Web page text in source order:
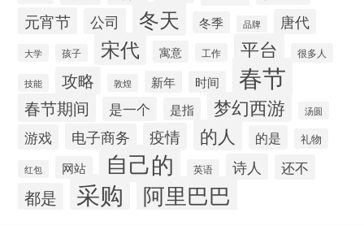
元宵节 公司 冬天 冬季 品牌 唐代
大学 孩子 宋代 寓意 工作 平台 很多人
技能 攻略 敦煌 新年 时间 春节
春节期间 是一个 是指 梦幻西游 汤圆
游戏 电子商务 疫情 的人 的是 礼物
红包 网站 自己的 英语 诗人 还不
都是 采购 阿里巴巴